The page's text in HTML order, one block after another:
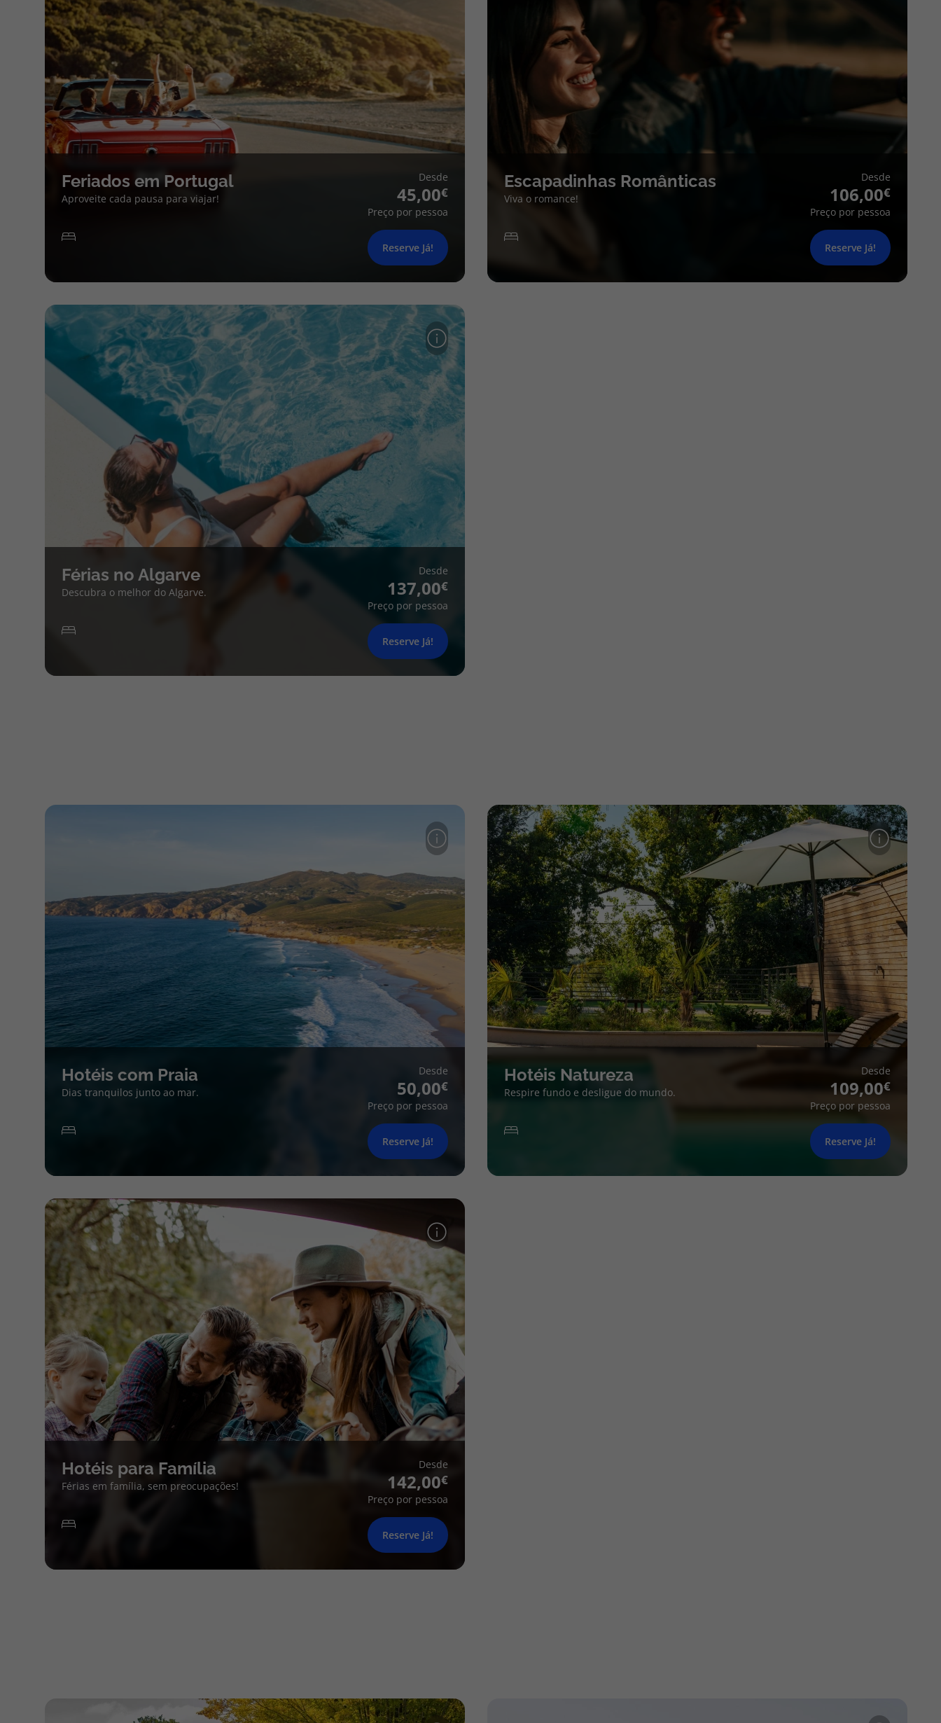
Feriados em Portugal
Aproveite cada pausa para viajar!
Desde
45,00
Preço por pessoa
Reserve Já!
Escapadinhas Românticas
Viva o romance!
Desde
106,00
Preço por pessoa
Reserve Já!
Férias no Algarve
Descubra o melhor do Algarve.
Desde
137,00
Preço por pessoa
Reserve Já!
Hotéis com Praia
Dias tranquilos junto ao mar.
Desde
50,00
Preço por pessoa
Reserve Já!
Hotéis Natureza
Respire fundo e desligue do mundo.
Desde
109,00
Preço por pessoa
Reserve Já!
Hotéis para Família
Férias em família, sem preocupações!
Desde
142,00
Preço por pessoa
Reserve Já!